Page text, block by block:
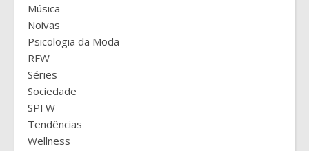
Música
Noivas
Psicologia da Moda
RFW
Séries
Sociedade
SPFW
Tendências
Wellness